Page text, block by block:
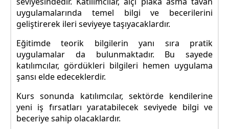
uygulamalarında temel bilgi ve becerilerini
geliştirerek ileri seviyeye taşıyacaklardır.
Eğitimde teorik bilgilerin yanı sıra pratik
uygulamalar da bulunmaktadır. Bu sayede
katılımcılar, gördükleri bilgileri hemen uygulama
şansı elde edeceklerdir.
Kurs sonunda katılımcılar, sektörde kendilerine
yeni iş fırsatları yaratabilecek seviyede bilgi ve
beceriye sahip olacaklardır.